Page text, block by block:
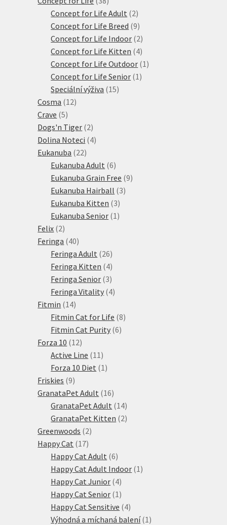
produktů
Concept for Life Adult 22
produkty
Concept for Life Breed 99
produktů
Concept for Life Indoor 22
produkty
Concept for Life Kitten 44
produkty
Concept for Life Outdoor 1 1
Concept for Life Senior 1 1
Speciální výživa 1515
Cosma 1212
Crave 55
produktů
Dogs'n Tiger 22
produkty
Dolina Noteci 44
Eukanuba 2222
produktů
Eukanuba Adult 66
produktů
Eukanuba Grain Free 99
Eukanuba Hairball 33
Eukanuba Kitten 33
produkty
Eukanuba Senior 1 1
Felix 22
produkty
Feringa 4040
produktů
Feringa Adult 2626
produktů
Feringa Kitten 44
produkty
Feringa Senior 33
produkty
Feringa Vitality 44
Fitmin 1414
produktů
Fitmin Cat for Life 88
Fitmin Cat Purity 66
Forza 10 1212
produktů
Active Line 11 11
produktů
Forza 10 Diet 1 1
Friskies 99
produktů
GranataPet Adult 1616
produktů
GranataPet Adult 1414
produktů
GranataPet Kitten 22
Greenwoods 22
Happy Cat 1717
produktů
Happy Cat Adult 66
produktů
Happy Cat Adult Indoor 1 1
Happy Cat Junior 44
produkty
Happy Cat Senior 1 1
produkt
Happy Cat Sensitive 44
produkty
Výhodná a míchaná balení 1 1